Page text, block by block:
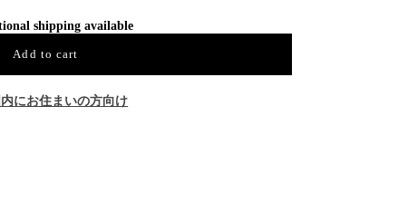
shipping available
Add to cart
内にお住まいの方向け